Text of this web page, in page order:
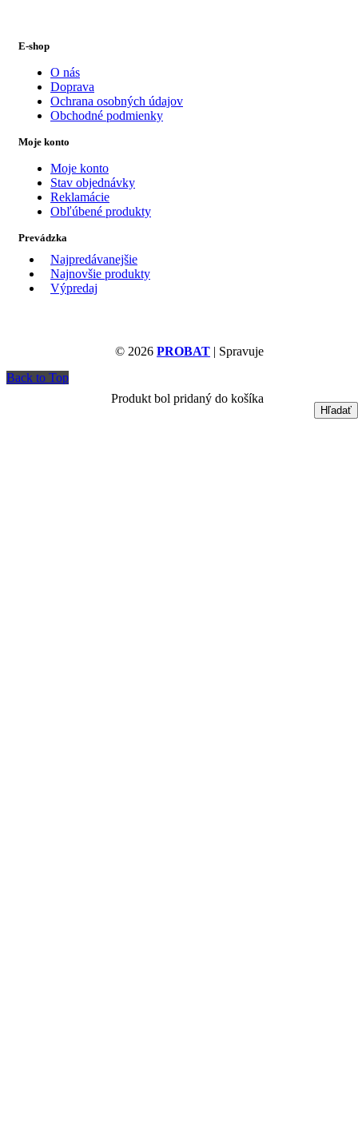
E-shop
O nás
Doprava
Ochrana osobných údajov
Obchodné podmienky
Moje konto
Moje konto
Stav objednávky
Reklamácie
Obľúbené produkty
Prevádzka
Najpredávanejšie
Najnovšie produkty
Výpredaj
© 2026 PROBAT | Spravuje
Back to Top
Produkt bol pridaný do košíka